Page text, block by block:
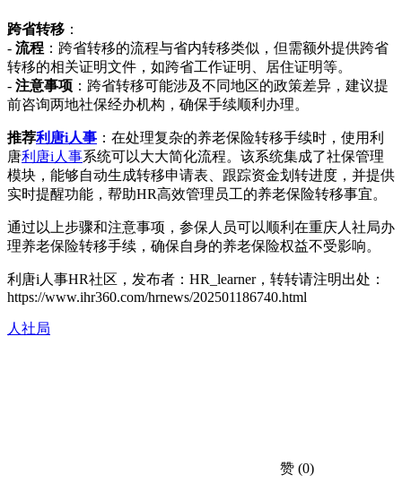
跨省转移 ：
- 流程 ：跨省转移的流程与省内转移类似，但需额外提供跨省
转移的相关证明文件，如跨省工作证明、居住证明等。
- 注意事项 ：跨省转移可能涉及不同地区的政策差异，建议提
前咨询两地社保经办机构，确保手续顺利办理。
推荐利唐i人事 ：在处理复杂的养老保险转移手续时，使用利
唐利唐i人事系统可以大大简化流程。该系统集成了社保管理
模块，能够自动生成转移申请表、跟踪资金划转进度，并提供
实时提醒功能，帮助HR高效管理员工的养老保险转移事宜。
通过以上步骤和注意事项，参保人员可以顺利在重庆人社局办
理养老保险转移手续，确保自身的养老保险权益不受影响。
利唐i人事HR社区，发布者：HR_learner，转转请注明出处：
https://www.ihr360.com/hrnews/202501186740.html
人社局
赞 (0)